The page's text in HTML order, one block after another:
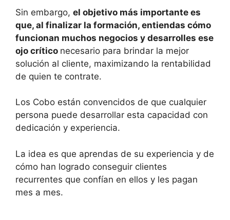
Sin embargo, el objetivo más importante es
que, al finalizar la formación, entiendas cómo
funcionan muchos negocios y desarrolles ese
ojo crítico necesario para brindar la mejor
solución al cliente, maximizando la rentabilidad
de quien te contrate.
Los Cobo están convencidos de que cualquier
persona puede desarrollar esta capacidad con
dedicación y experiencia.
La idea es que aprendas de su experiencia y de
cómo han logrado conseguir clientes
recurrentes que confían en ellos y les pagan
mes a mes.